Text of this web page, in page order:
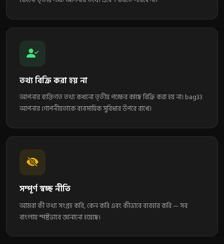
তথ্য বিক্রি করা হয় না
আপনার ব্যক্তিগত তথ্য কখনো তৃতীয় পক্ষের কাছে বিক্রি করা হয় না। bag33
আপনার গোপনীয়তাকে ব্যবসায়িক সুবিধার উপরে রাখে।
সম্পূর্ণ স্বচ্ছ নীতি
আমরা কী তথ্য সংগ্রহ করি, কেন করি এবং কীভাবে ব্যবহার করি — সব
বাংলায় স্পষ্টভাবে জানানো হয়েছে।